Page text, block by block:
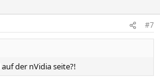
#7
der nVidia seite?!